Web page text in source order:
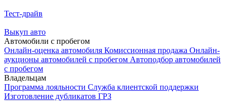
Тест-драйв
Выкуп авто
Автомобили с пробегом
Онлайн-оценка автомобиля Комиссионная продажа Онлайн-
аукционы автомобилей с пробегом Автоподбор автомобилей
с пробегом
Владельцам
Программа лояльности Служба клиентской поддержки
Изготовление дубликатов ГРЗ